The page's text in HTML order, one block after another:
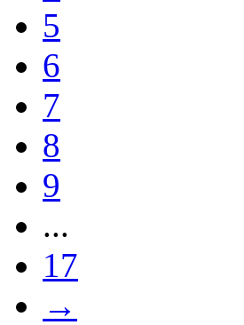
5
6
7
8
9
...
17
→